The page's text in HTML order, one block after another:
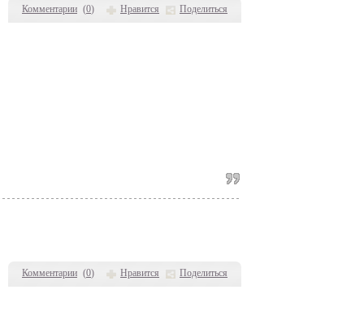
Комментарии (0) Нравится Поделиться
Комментарии (0) Нравится Поделиться